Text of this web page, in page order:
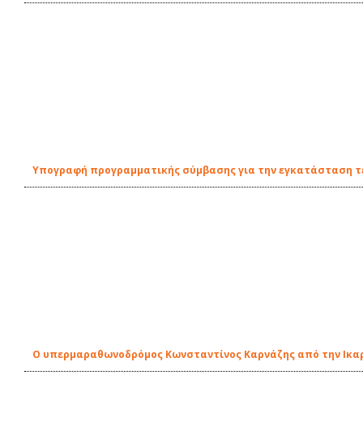
Υπογραφή προγραμματικής σύμβασης για την εγκατάσταση
Ο υπερμαραθωνοδρόμος Κωνσταντίνος Καρνάζης από την